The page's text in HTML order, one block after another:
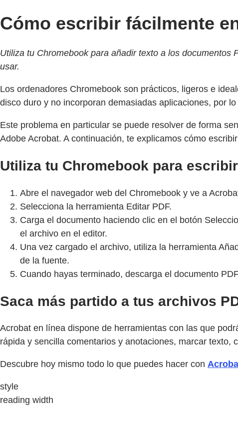
Cómo escribir fácilmente
Utiliza tu Chromebook para añadir texto a los
usar.
Los ordenadores Chromebook son prácticos, ligeros e
disco duro y no incorporan demasiadas aplicaciones, por
Este problema en particular se puede resolver de forma
Adobe Acrobat. A continuación, te explicamos cómo
Utiliza tu Chromebook para
Abre el navegador web del Chromebook y ve a
Selecciona la herramienta Editar PDF.
Carga el documento haciendo clic en el botón
el archivo en el editor.
Una vez cargado el archivo, utiliza la herramienta
de la fuente.
Cuando hayas terminado, descarga el documento
Saca más partido a tus archivos
Acrobat en línea dispone de herramientas con las que
rápida y sencilla comentarios y anotaciones, marcar texto,
Descubre hoy mismo todo lo que puedes hacer con
style
reading width